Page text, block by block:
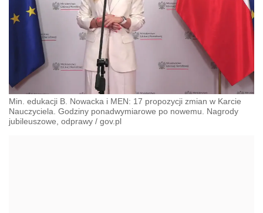
Min. edukacji B. Nowacka i MEN: 17 propozycji zmian w Karcie
Nauczyciela. Godziny ponadwymiarowe po nowemu. Nagrody
jubileuszowe, odprawy / gov.pl